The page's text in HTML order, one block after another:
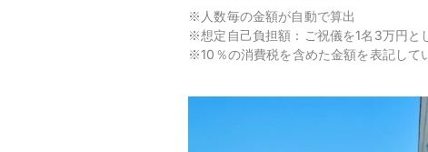
※人数毎の金額が自動で算出
※想定自己負担額： ご祝儀を1名3万円と
※10％の消費税を含めた金額を表記して